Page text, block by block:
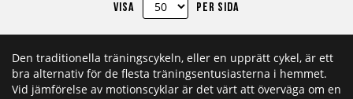
kundvagnönskelista
jämför
Visa per sida
Den traditionella träningscykeln, eller en upprätt cykel, är ett
bra alternativ för de flesta träningsentusiasterna i hemmet.
Vid jämförelse av motionscyklar är det värt att överväga om en